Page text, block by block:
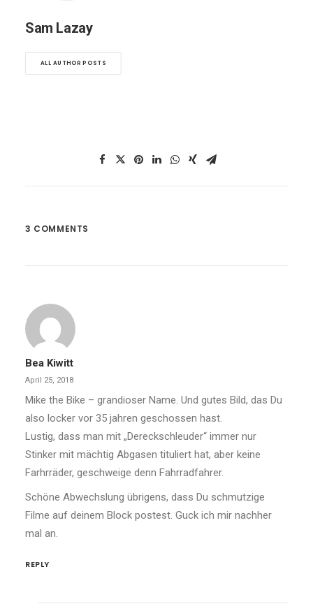
Sam Lazay
ALL AUTHOR POSTS
3 COMMENTS
Bea Kiwitt
April 25, 2018
Mike the Bike – grandioser Name. Und gutes Bild, das Du
also locker vor 35 jahren geschossen hast.
Lustig, dass man mit „Dereckschleuder“ immer nur
Stinker mit mächtig Abgasen tituliert hat, aber keine
Farhrräder, geschweige denn Fahrradfahrer.
Schöne Abwechslung übrigens, dass Du schmutzige
Filme auf deinem Block postest. Guck ich mir nachher
mal an.
REPLY